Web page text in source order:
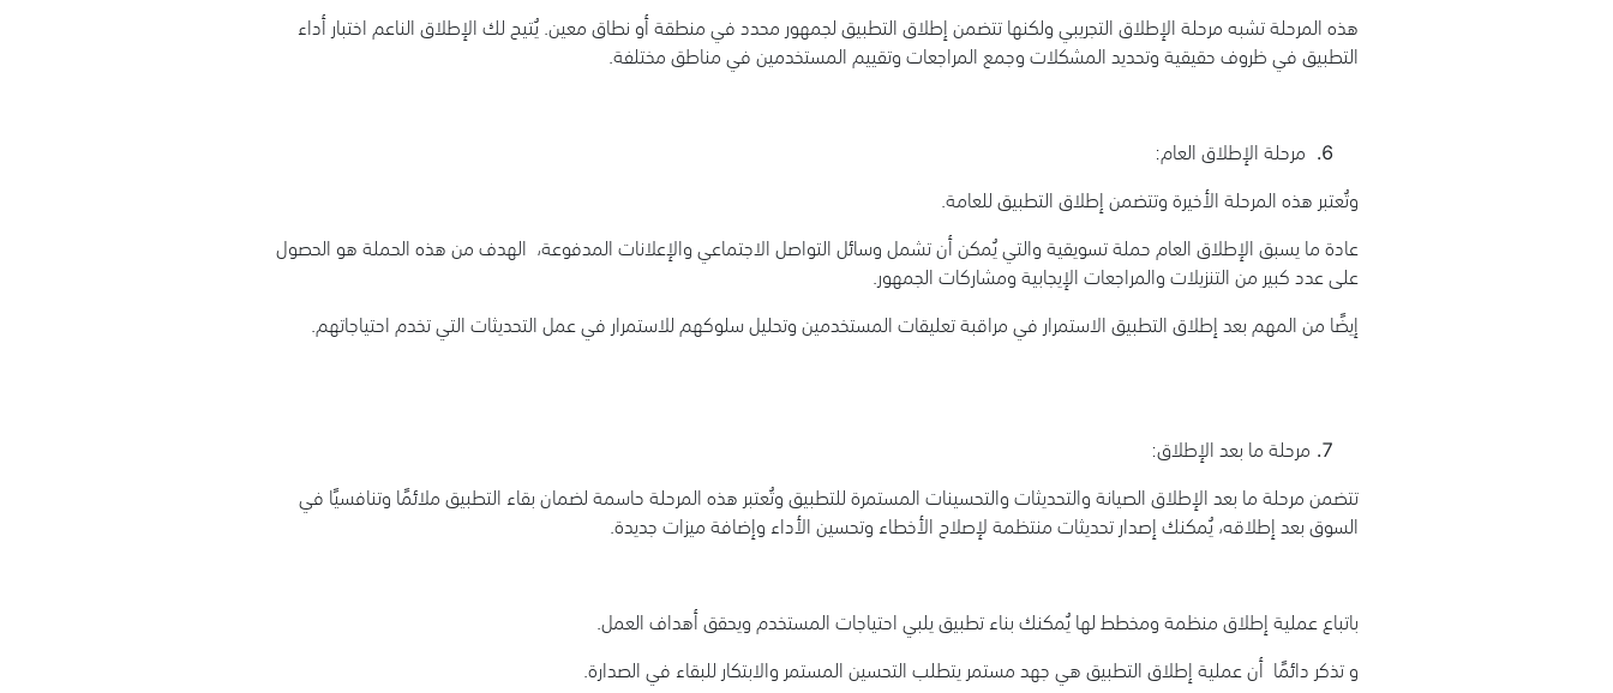
هذه المرحلة تشبه مرحلة الإطلاق التجريبي ولكنها تتضمن إطلاق التطبيق لجمهور محدد في منطقة أو نطاق معين. يُتيح لك الإطلاق الناعم اختبار أداء
التطبيق في ظروف حقيقية وتحديد المشكلات وجمع المراجعات وتقييم المستخدمين في مناطق مختلفة.
مرحلة الإطلاق العام:
وتُعتبر هذه المرحلة الأخيرة وتتضمن إطلاق التطبيق للعامة.
عادة ما يسبق الإطلاق العام حملة تسويقية والتي يُمكن أن تشمل وسائل التواصل الاجتماعي والإعلانات المدفوعة، الهدف من هذه الحملة هو الحصول
على عدد كبير من التنزيلات والمراجعات الإيجابية ومشاركات الجمهور.
إيضًا من المهم بعد إطلاق التطبيق الاستمرار في مراقبة تعليقات المستخدمين وتحليل سلوكهم للاستمرار في عمل التحديثات التي تخدم احتياجاتهم.
مرحلة ما بعد الإطلاق:
تتضمن مرحلة ما بعد الإطلاق الصيانة والتحديثات والتحسينات المستمرة للتطبيق وتُعتبر هذه المرحلة حاسمة لضمان بقاء التطبيق ملائمًا وتنافسيًا في
السوق بعد إطلاقه، يُمكنك إصدار تحديثات منتظمة لإصلاح الأخطاء وتحسين الأداء وإضافة ميزات جديدة.
باتباع عملية إطلاق منظمة ومخطط لها يُمكنك بناء تطبيق يلبي احتياجات المستخدم ويحقق أهداف العمل.
و تذكر دائمًا أن عملية إطلاق التطبيق هي جهد مستمر يتطلب التحسين المستمر والابتكار للبقاء في الصدارة.